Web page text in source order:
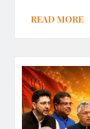
READ MORE